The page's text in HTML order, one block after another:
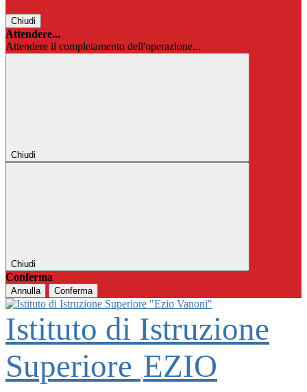
Chiudi
Attendere...
Attendere il completamento dell'operazione...
Chiudi
Chiudi
Conferma
Annulla Conferma
Istituto di Istruzione
Superiore EZIO